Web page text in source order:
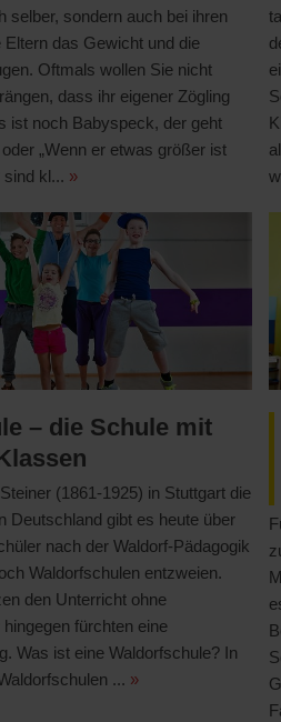
selber, sondern auch bei ihren
das Gewicht und die
Oftmals wollen Sie nicht
dass ihr eigener Zögling
ist noch Babyspeck, der geht
„Wenn er etwas größer ist
sind kl... »
– die Schule mit
(1861-1925) in Stuttgart die
Deutschland gibt es heute über
nach der Waldorf-Pädagogik
Waldorfschulen entzweien.
den Unterricht ohne
fürchten eine
Was ist eine Waldorfschule? In
... »